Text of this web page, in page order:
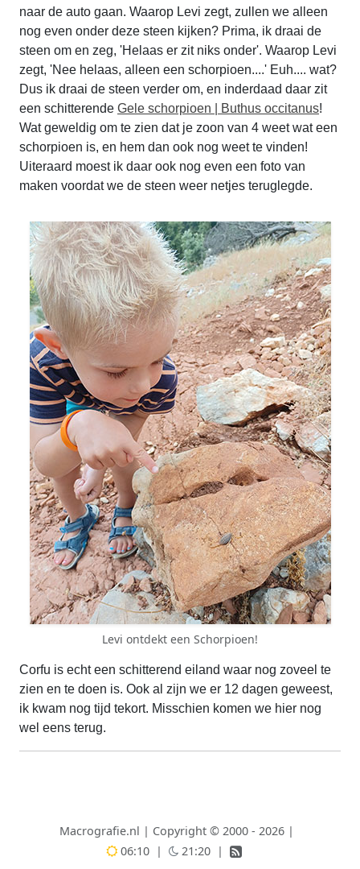
naar de auto gaan. Waarop Levi zegt, zullen we alleen
nog even onder deze steen kijken? Prima, ik draai de
steen om en zeg, 'Helaas er zit niks onder'. Waarop Levi
zegt, 'Nee helaas, alleen een schorpioen....' Euh.... wat?
Dus ik draai de steen verder om, en inderdaad daar zit
een schitterende Gele schorpioen | Buthus occitanus!
Wat geweldig om te zien dat je zoon van 4 weet wat een
schorpioen is, en hem dan ook nog weet te vinden!
Uiteraard moest ik daar ook nog even een foto van
maken voordat we de steen weer netjes teruglegde.
Levi ontdekt een Schorpioen!
Corfu is echt een schitterend eiland waar nog zoveel te
zien en te doen is. Ook al zijn we er 12 dagen geweest,
ik kwam nog tijd tekort. Misschien komen we hier nog
wel eens terug.
Macrografie.nl | Copyright © 2000 - 2026 |
06:10
| 21:20 |